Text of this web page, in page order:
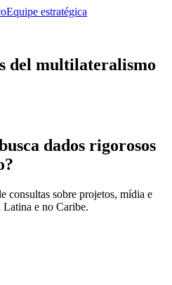
Equipe estratégica
del multilateralismo
dados rigorosos
consultas sobre projetos, mídia e
Latina e no Caribe.